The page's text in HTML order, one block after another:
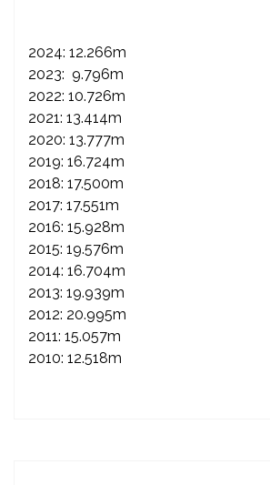
2024: 12.266m
2023: 9.796m
2022: 10.726m
2021: 13.414m
2020: 13.777m
2019: 16.724m
2018: 17.500m
2017: 17.551m
2016: 15.928m
2015: 19.576m
2014: 16.704m
2013: 19.939m
2012: 20.995m
2011: 15.057m
2010: 12.518m